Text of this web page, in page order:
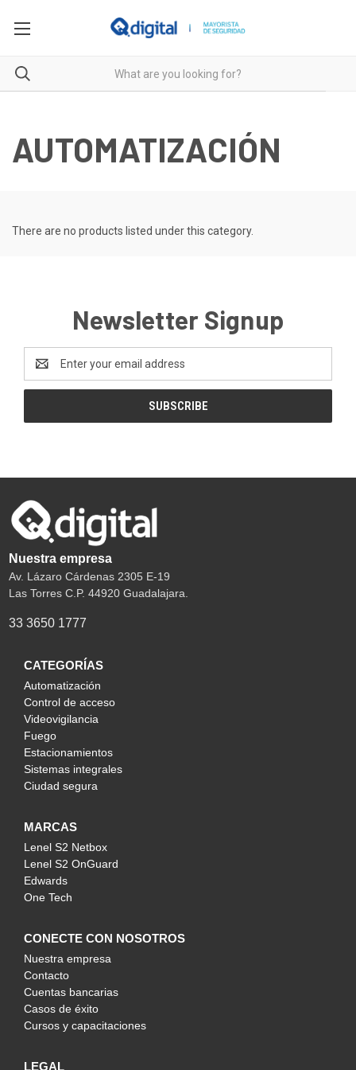
AUTOMATIZACIÓN
There are no products listed under this category.
Newsletter Signup
Address
Nuestra empresa
Av. Lázaro Cárdenas 2305 E-19
Las Torres C.P. 44920 Guadalajara.
33 3650 1777
CATEGORÍAS
Automatización
Control de acceso
Videovigilancia
Fuego
Estacionamientos
Sistemas integrales
Ciudad segura
MARCAS
Lenel S2 Netbox
Lenel S2 OnGuard
Edwards
One Tech
CONECTE CON NOSOTROS
Nuestra empresa
Contacto
Cuentas bancarias
Casos de éxito
Cursos y capacitaciones
LEGAL